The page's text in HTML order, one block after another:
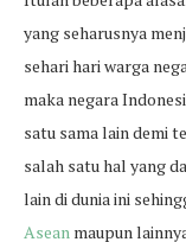
yang seharusnya
sehari hari warga
maka negara
satu sama lain demi
salah satu hal yang
lain di dunia ini
Asean maupun